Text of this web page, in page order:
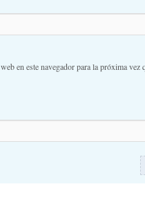
en este navegador para la próxima vez